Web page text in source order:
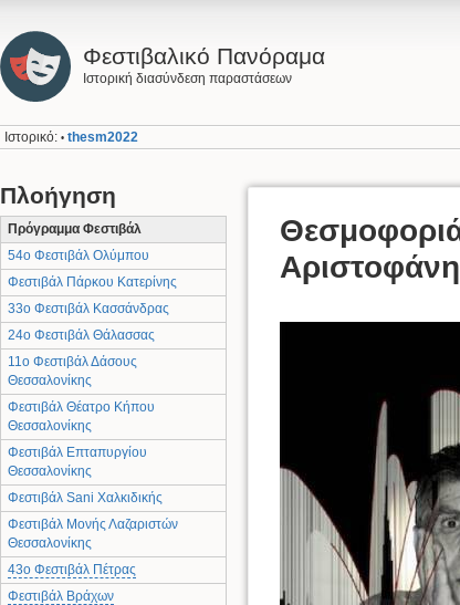
Φεστιβαλικό Πανόραμα
Ιστορική διασύνδεση παραστάσεων
Ιστορικό: • thesm2022
Πλοήγηση
Πρόγραμμα Φεστιβάλ
54ο Φεστιβάλ Ολύμπου
Φεστιβάλ Πάρκου Κατερίνης
33ο Φεστιβάλ Κασσάνδρας
24ο Φεστιβάλ Θάλασσας
11ο Φεστιβάλ Δάσους
Θεσσαλονίκης
Φεστιβάλ Θέατρο Κήπου
Θεσσαλονίκης
Φεστιβάλ Επταπυργίου
Θεσσαλονίκης
Φεστιβάλ Sani Χαλκιδικής
Φεστιβάλ Μονής Λαζαριστών
Θεσσαλονίκης
43ο Φεστιβάλ Πέτρας
Φεστιβάλ Βράχων